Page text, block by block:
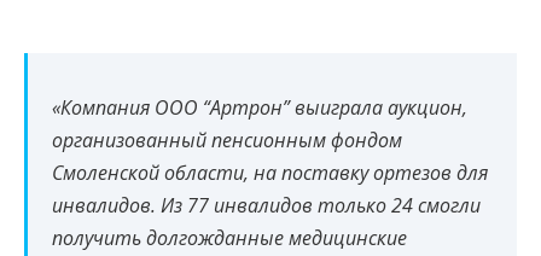
«Компания ООО “Артрон” выиграла аукцион,
организованный пенсионным фондом
Смоленской области, на поставку ортезов для
инвалидов. Из 77 инвалидов только 24 смогли
получить долгожданные медицинские